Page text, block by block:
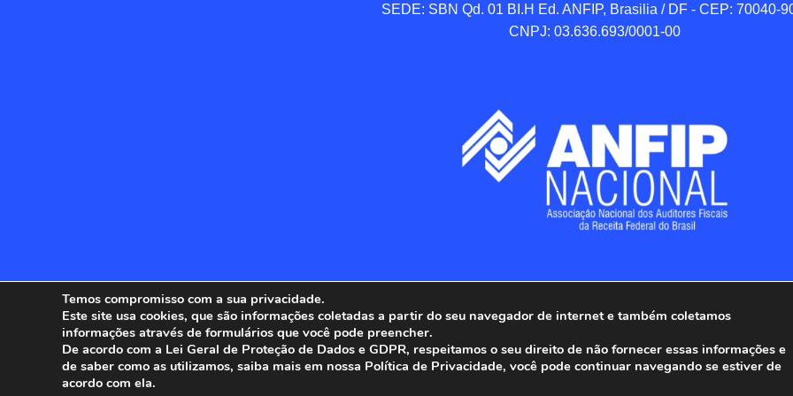
SEDE: SBN Qd. 01 BI.H Ed. ANFIP, Brasilia / DF - CEP: 70040-
CNPJ: 03.636.693/0001-00
ANFIP - Associação Nacional dos Auditores Fiscais da Receita Federal
Todos os Direitos Reservados.
Temos compromisso com a sua privacidade.
Este site usa cookies, que são informações coletadas a partir do seu navegador de internet e também coletamos
informações através de formulários que você pode preencher.
De acordo com a Lei Geral de Proteção de Dados e GDPR, respeitamos o seu direito de não fornecer essas informações e
de saber como as utilizamos, saiba mais em nossa Política de Privacidade, você pode continuar navegando se estiver de
acordo com ela.